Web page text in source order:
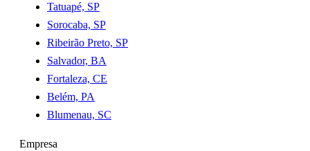
Tatuapé, SP
Sorocaba, SP
Ribeirão Preto, SP
Salvador, BA
Fortaleza, CE
Belém, PA
Blumenau, SC
Empresa